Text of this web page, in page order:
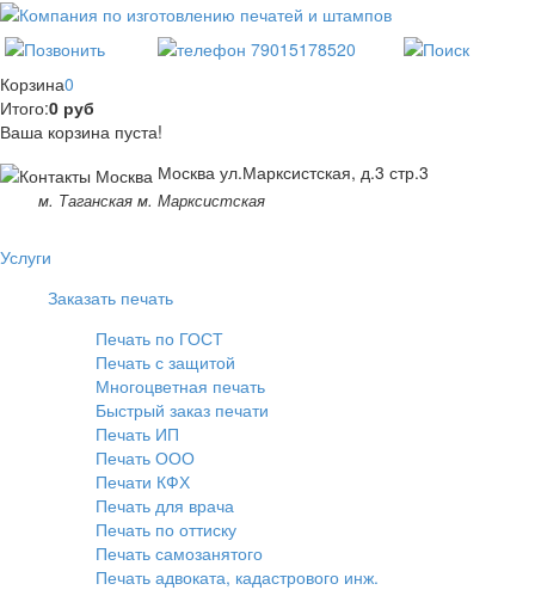
Корзина0
Итого:0 руб
Ваша корзина пуста!
Москва ул.Марксистская, д.3 стр.3
м. Таганская м. Марксистская
Услуги
Заказать печать
Печать по ГОСТ
Печать с защитой
Многоцветная печать
Быстрый заказ печати
Печать ИП
Печать ООО
Печати КФХ
Печать для врача
Печать по оттиску
Печать самозанятого
Печать адвоката, кадастрового инж.